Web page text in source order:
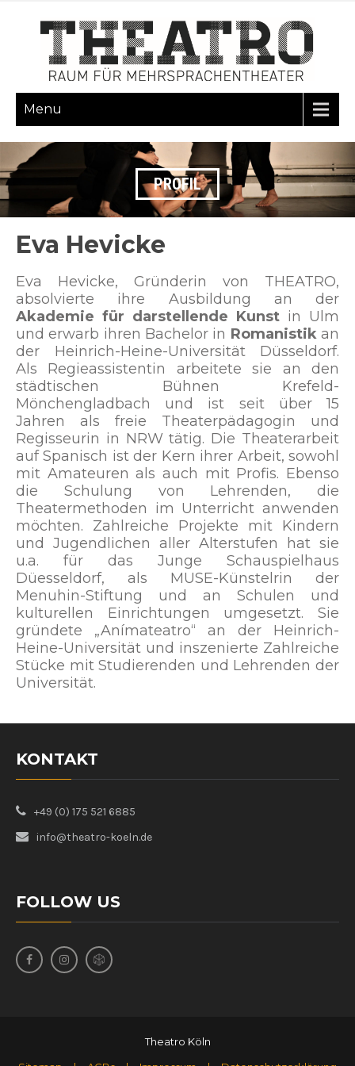
Menu
PROFIL
Eva Hevicke
Eva Hevicke, Gründerin von THEATRO,
absolvierte ihre Ausbildung an der
Akademie für darstellende Kunst in Ulm
und erwarb ihren Bachelor in Romanistikan
der Heinrich-Heine-Universität Düsseldorf.
Als Regieassistentin arbeitete sie an den
städtischen Bühnen Krefeld-
Mönchengladbach und ist seit über 15
Jahren als freie Theaterpädagogin und
Regisseurin in NRW tätig. Die Theaterarbeit
auf Spanisch ist der Kern ihrer Arbeit, sowohl
mit Amateuren als auch mit Profis. Ebenso
die Schulung von Lehrenden, die
Theatermethoden im Unterricht anwenden
möchten. Zahlreiche Projekte mit Kindern
und Jugendlichen aller Alterstufen hat sie
u.a. für das Junge Schauspielhaus
Düesseldorf, als MUSE-Künstelrin der
Menuhin-Stiftung und an Schulen und
kulturellen Einrichtungen umgesetzt. Sie
gründete „Anímateatro“ an der Heinrich-
Heine-Universität und inszenierte Zahlreiche
Stücke mit Studierenden und Lehrenden der
Universität.
KONTAKT
+49 (0) 175 521 6885
info@theatro-koeln.de
FOLLOW US
Theatro Köln